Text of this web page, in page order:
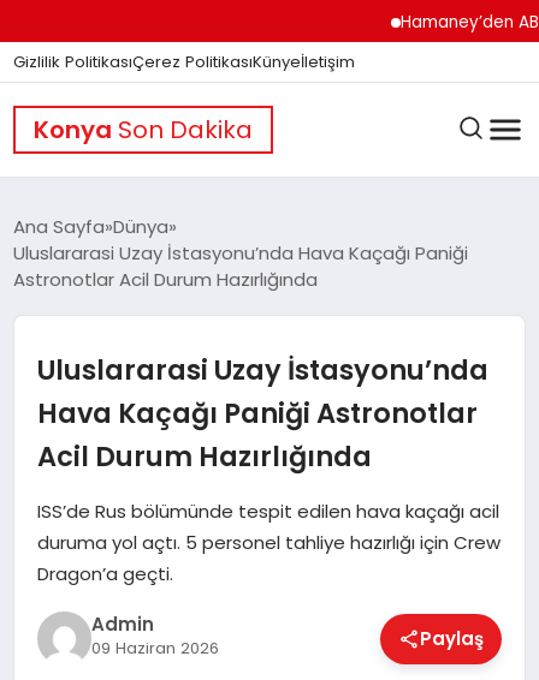
Hamaney’den ABD’ye
Gizlilik PolitikasıÇerez PolitikasıKünyeİletişim
Konya Son Dakika
GÜNDEM
DÜNYA
EĞITIM
EKONOMI
MAGAZIN
Ana Sayfa Dünya
Uluslararasi Uzay İstasyonu’nda Hava Kaçağı Paniği
Astronotlar Acil Durum Hazırlığında
Uluslararasi Uzay İstasyonu’nda
Hava Kaçağı Paniği Astronotlar
Acil Durum Hazırlığında
ISS’de Rus bölümünde tespit edilen hava kaçağı acil
duruma yol açtı. 5 personel tahliye hazırlığı için Crew
Dragon’a geçti.
Admin
09 Haziran 2026 Paylaş